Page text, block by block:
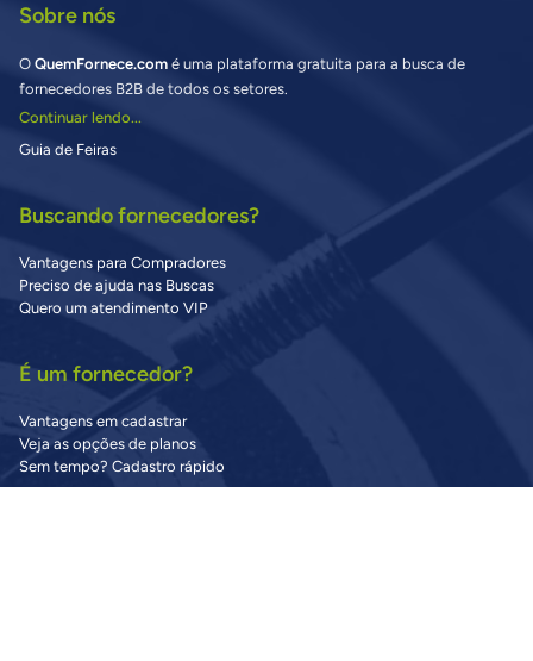
Sobre nós
O QuemFornece.com é uma plataforma gratuita para a busca de
fornecedores B2B de todos os setores.
Continuar lendo...
Guia de Feiras
Buscando fornecedores?
Vantagens para Compradores
Preciso de ajuda nas Buscas
Quero um atendimento VIP
É um fornecedor?
Vantagens em cadastrar
Veja as opções de planos
Sem tempo? Cadastro rápido